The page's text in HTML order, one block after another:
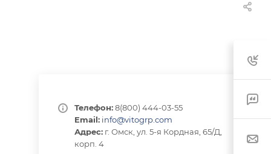
Телефон:8(800) 444-03-55
Email: info@vitogrp.com
Адрес: г. Омск, ул. 5-я Кордная, 65/Д,
корп. 4